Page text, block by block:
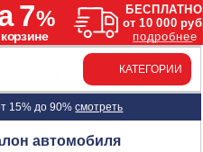
КАТЕГОРИИ
15% до 90%смотреть
автомобиля